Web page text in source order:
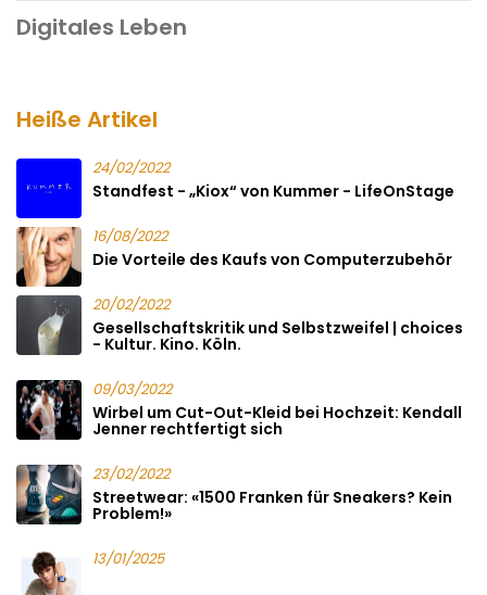
Digitales Leben
Heiße Artikel
24/02/2022
Standfest - „Kiox“ von Kummer - LifeOnStage
16/08/2022
Die Vorteile des Kaufs von Computerzubehör
20/02/2022
Gesellschaftskritik und Selbstzweifel | choices
- Kultur. Kino. Köln.
09/03/2022
Wirbel um Cut-Out-Kleid bei Hochzeit: Kendall
Jenner rechtfertigt sich
23/02/2022
Streetwear: «1500 Franken für Sneakers? Kein
Problem!»
13/01/2025